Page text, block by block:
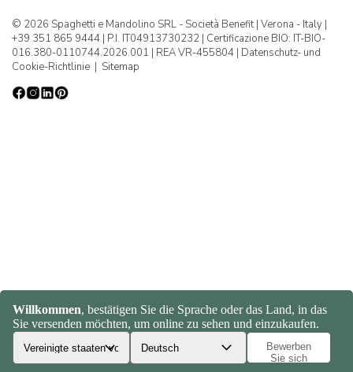
© 2026 Spaghetti e Mandolino SRL - Società Benefit | Verona - Italy |
+39 351 865 9444 | P.I. IT04913730232 | Certificazione BIO: IT-BIO-
016.380-0110744.2026.001 | REA VR-455804 | Datenschutz- und
Cookie-Richtlinie | Sitemap